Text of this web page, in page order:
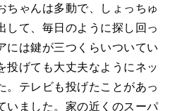
ちゃんは多動で、しょっちゅ
して、毎日のように探し回っ
には鍵が三つくらいついてい
投げても大丈夫なようにネッ
。テレビも投げたことがあっ
いました。家の近くのスーパ